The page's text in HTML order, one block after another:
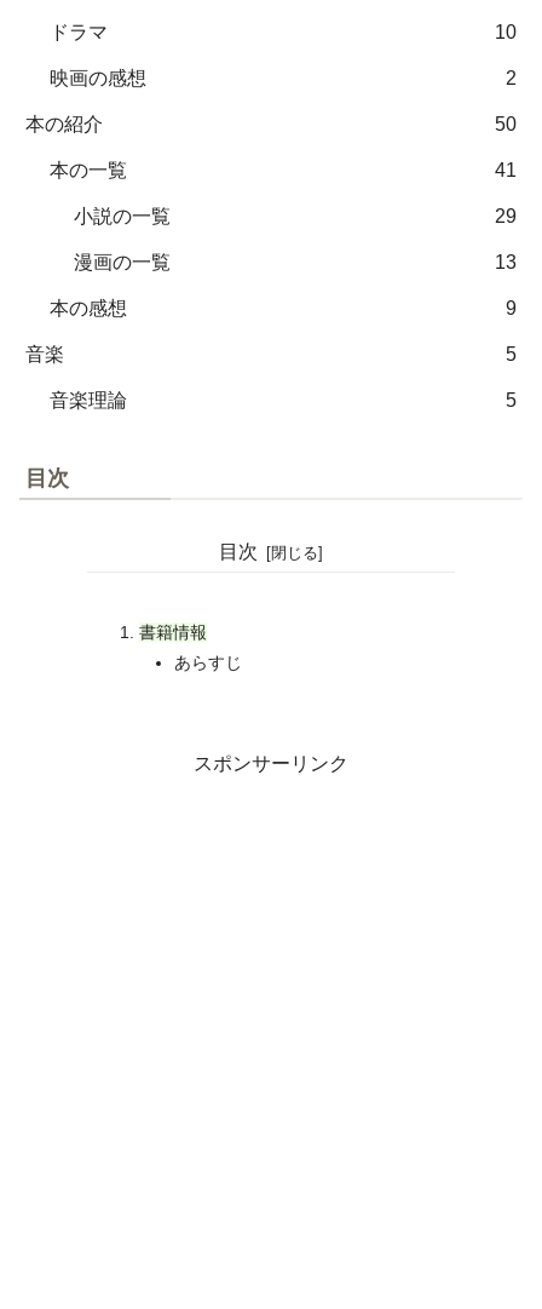
ドラマ 10
映画の感想 2
本の紹介 50
本の一覧 41
小説の一覧 29
漫画の一覧 13
本の感想 9
音楽 5
音楽理論 5
目次
目次
書籍情報
あらすじ
スポンサーリンク